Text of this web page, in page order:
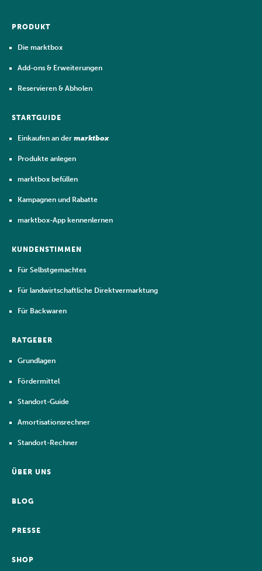
PRODUKT
Die marktbox
Add-ons & Erweiterungen
Reservieren & Abholen
STARTGUIDE
Einkaufen an der marktbox
Produkte anlegen
marktbox befüllen
Kampagnen und Rabatte
marktbox-App kennenlernen
KUNDENSTIMMEN
Für Selbstgemachtes
Für landwirtschaftliche Direktvermarktung
Für Backwaren
RATGEBER
Grundlagen
Fördermittel
Standort-Guide
Amortisationsrechner
Standort-Rechner
ÜBER UNS
BLOG
PRESSE
SHOP